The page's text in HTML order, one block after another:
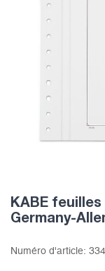
KABE
Germany-
Numéro d'article: